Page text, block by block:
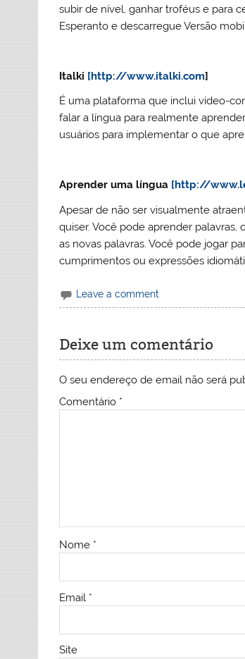
subir de nível, ganhar troféus e para
Esperanto e descarregue Versão
Italki [http://www.italki.com]
É uma plataforma que inclui vídeo-
falar a língua para realmente
usuários para implementar o que
Aprender uma língua [http://
Apesar de não ser visualmente
quiser. Você pode aprender
as novas palavras. Você pode jogar
cumprimentos ou expressões
Leave a comment
Deixe um comentário
O seu endereço de email não será
Comentário *
Nome *
Email *
Site